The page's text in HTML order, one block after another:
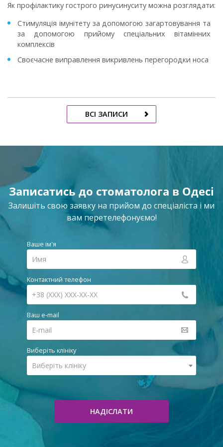
Як профілактику гострого ринусинуситу можна розглядати:
Стимуляція імунітету за допомогою загартовування та
за допомогою прийому спеціальних вітамінних
комплексів
Своєчасне виправлення викривлень перегородки носа
ВСІ ЗАПИСИ
Записатись до стоматолога в Одесі
Залишіть свою заявку на прийом до спеціаліста і ми
вам перетелефонуємо!
Ваше ім'я
Контактний телефон
Ваш e-mail
Виберіть клініку
Виберіть клініку
НАДІСЛАТИ